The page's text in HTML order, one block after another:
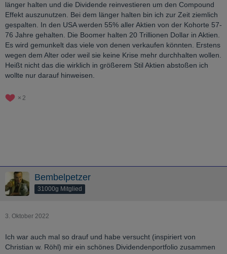
länger halten und die Dividende reinvestieren um den Compound
Effekt auszunutzen. Bei dem länger halten bin ich zur Zeit ziemlich
gespalten. In den USA werden 55% aller Aktien von der Kohorte 57-
76 Jahre gehalten. Die Boomer halten 20 Trillionen Dollar in Aktien.
Es wird gemunkelt das viele von denen verkaufen könnten. Erstens
wegen dem Alter oder weil sie keine Krise mehr durchhalten wollen.
Heißt nicht das die wirklich in größerem Stil Aktien abstoßen ich
wollte nur darauf hinweisen.
2
Bembelpetzer
31000g Mitglied
3. Oktober 2022
Ich war auch mal so drauf und habe versucht (inspiriert von
Christian w. Röhl) mir ein schönes Dividendenportfolio zusammen